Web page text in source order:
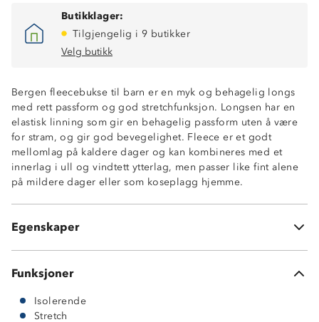
Butikklager:
Tilgjengelig i 9 butikker
Velg butikk
Bergen fleecebukse til barn er en myk og behagelig longs
med rett passform og god stretchfunksjon. Longsen har en
elastisk linning som gir en behagelig passform uten å være
for stram, og gir god bevegelighet. Fleece er et godt
mellomlag på kaldere dager og kan kombineres med et
innerlag i ull og vindtett ytterlag, men passer like fint alene
på mildere dager eller som koseplagg hjemme.
Egenskaper
Isolerende
Elastisk
Funksjoner
Isolerende
Stretch